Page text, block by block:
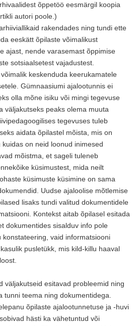
õppetöö eesmärgil koopia
autori poole.)
rakendades ning tundi ette
eeskätt õpilaste võimalikust
ajast, nende varasemast õppimise
sotsiaalsetest vajadustest.
keskenduda keerukamatele
Gümnaasiumi ajalootunnis ei
olla mõne isiku või mingi tegevuse
väljakutseks peaks olema muuta
tegevuses tuleb
aidata õpilastel mõista, mis on
on neid loonud inimesed
mõistma, et sageli tuleneb
küsimustest, mida neilt
küsimuste küsimine on sama
Uudse ajaloolise mõtlemise
lisaks tundi valitud dokumentidele
Kontekst aitab õpilasel esitada
dokumentides sisalduv info pole
konstateering, vaid informatsiooni
pusletükk, mis kild-killu haaval
väljakutseid esitavad probleemid ning
tunni teema ning dokumentidega.
õpilaste ajalootunnetuse ja -huvi
hästi ka vähetuntud või